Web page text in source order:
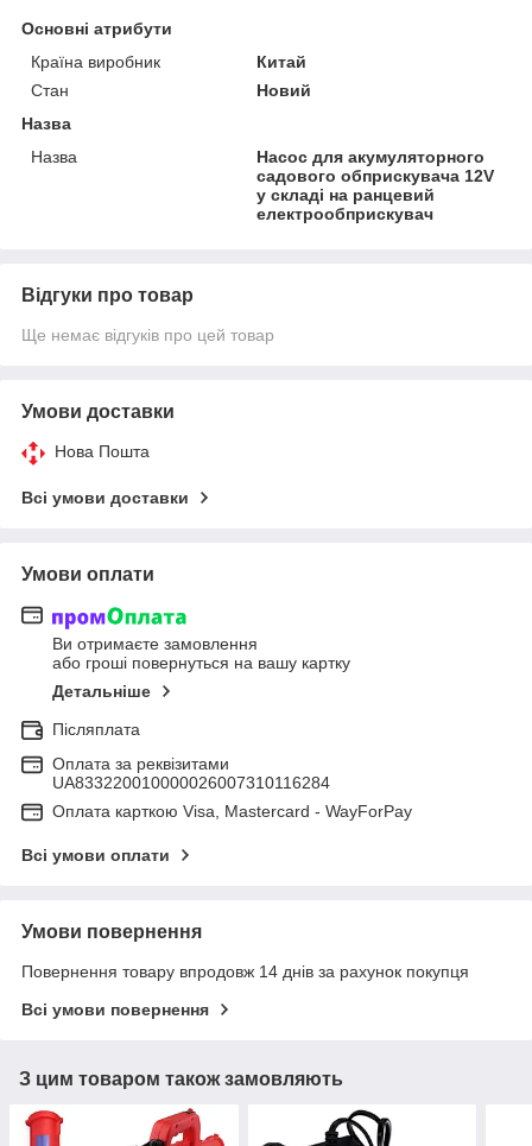
Основні атрибути
Країна виробник
Китай
Стан
Новий
Назва
Назва
Насос для акумуляторного
садового обприскувача 12V
у складі на ранцевий
електрообприскувач
Відгуки про товар
Ще немає відгуків про цей товар
Умови доставки
Нова Пошта
Всі умови доставки
Умови оплати
Ви отримаєте замовлення
або гроші повернуться на вашу картку
Детальніше
Післяплата
Оплата за реквізитами
UA833220010000026007310116284
Оплата карткою Visa, Mastercard - WayForPay
Всі умови оплати
Умови повернення
Повернення товару впродовж 14 днів за рахунок покупця
Всі умови повернення
З цим товаром також замовляють